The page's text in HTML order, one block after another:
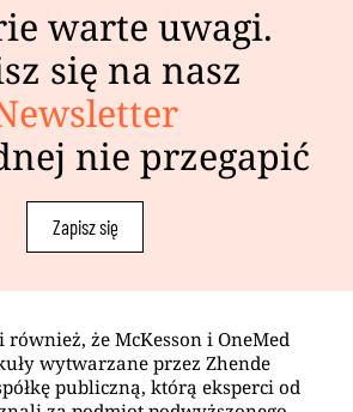
warte uwagi.
się na nasz
nie przegapić
Zapisz się
że McKesson i OneMed
wytwarzane przez Zhende
publiczną, którą eksperci od